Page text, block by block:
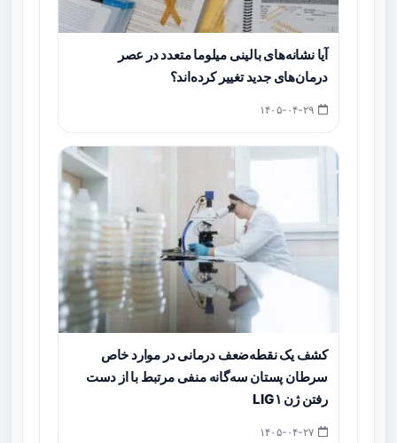
آیا نشانه‌های بالینی میلوما متعدد در عصر
درمان‌های جدید تغییر کرده‌اند؟
کشف یک نقطه‌ضعف درمانی در موارد خاص
سرطان پستان سه‌گانه منفی مرتبط با از دست
رفتن ژن LIG۱